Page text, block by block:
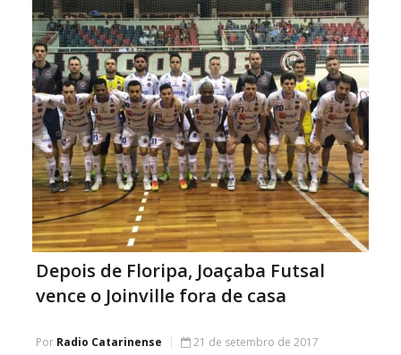
Depois de Floripa, Joaçaba Futsal
vence o Joinville fora de casa
Por Radio Catarinense 21 de setembro de 2017